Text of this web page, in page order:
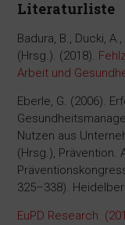
Literaturliste
Badura, B., Ducki,
(Hrsg.). (2018).
Arbeit und
Eberle, G. (2006).
Nutzen aus
(Hrsg.), Prävention.
325–338).
EuPD Research.